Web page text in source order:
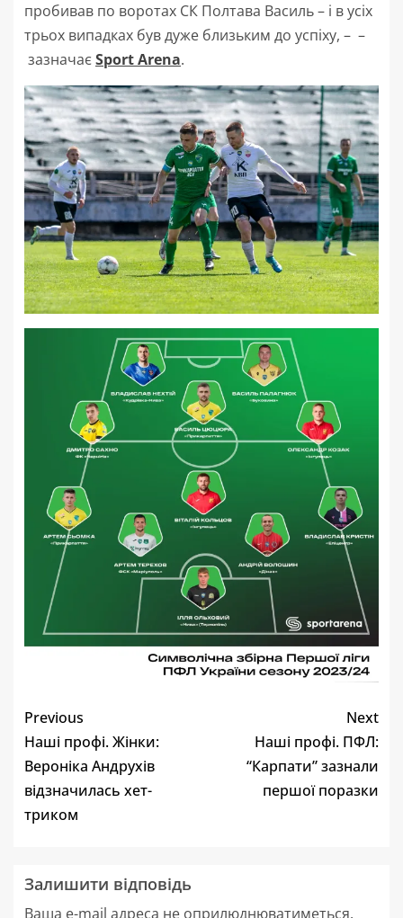
пробивав по воротах СК Полтава Василь – і в усіх
трьох випадках був дуже близьким до успіху, – –
зазначаєSport Arena.
Previous
Наші профі. Жінки:
Вероніка Андрухів
відзначилась хет-
триком
Next
Наші профі. ПФЛ:
“Карпати” зазнали
першої поразки
Залишити відповідь
Ваша e-mail адреса не оприлюднюватиметься.